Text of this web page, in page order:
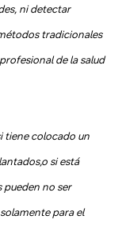
ni detectar
tradicionales
de la salud
tiene colocado un
si está
pueden no ser
para el